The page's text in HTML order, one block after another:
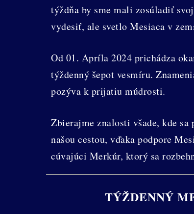
týždňa by sme mali zosúladiť
vydesiť, ale svetlo Mesiaca v
Od 01. Apríla 2024 prichádza
týždenný šepot vesmíru.
pozýva k prijatiu múdrosti.
Zbierajme znalosti všade, kde
našou cestou, vďaka podpore
cúvajúci Merkúr, ktorý sa
TÝŽDENNÝ